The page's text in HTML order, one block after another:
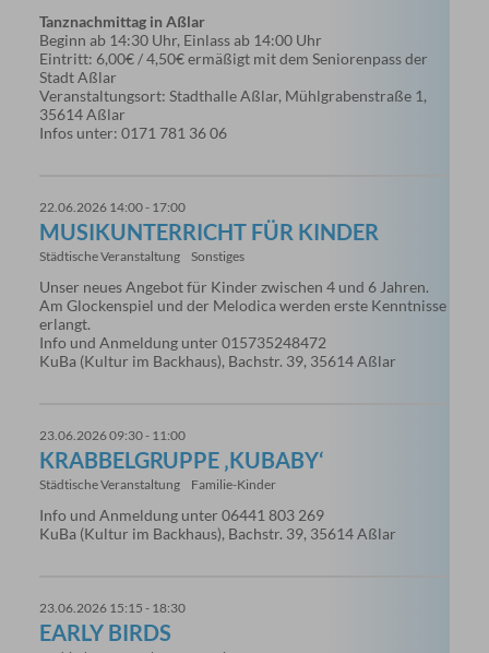
Tanznachmittag in Aßlar
Beginn ab 14:30 Uhr, Einlass ab 14:00 Uhr
Eintritt: 6,00€ / 4,50€ ermäßigt mit dem Seniorenpass der
Stadt Aßlar
Veranstaltungsort: Stadthalle Aßlar, Mühlgrabenstraße 1,
35614 Aßlar
Infos unter: 0171 781 36 06
22.06.2026 14:00 - 17:00
MUSIKUNTERRICHT FÜR KINDER
Städtische Veranstaltung Sonstiges
Unser neues Angebot für Kinder zwischen 4 und 6 Jahren.
Am Glockenspiel und der Melodica werden erste Kenntnisse
erlangt.
Info und Anmeldung unter 015735248472
KuBa (Kultur im Backhaus), Bachstr. 39, 35614 Aßlar
23.06.2026 09:30 - 11:00
KRABBELGRUPPE ‚KUBABY‘
Städtische Veranstaltung Familie-Kinder
Info und Anmeldung unter 06441 803 269
KuBa (Kultur im Backhaus), Bachstr. 39, 35614 Aßlar
23.06.2026 15:15 - 18:30
EARLY BIRDS